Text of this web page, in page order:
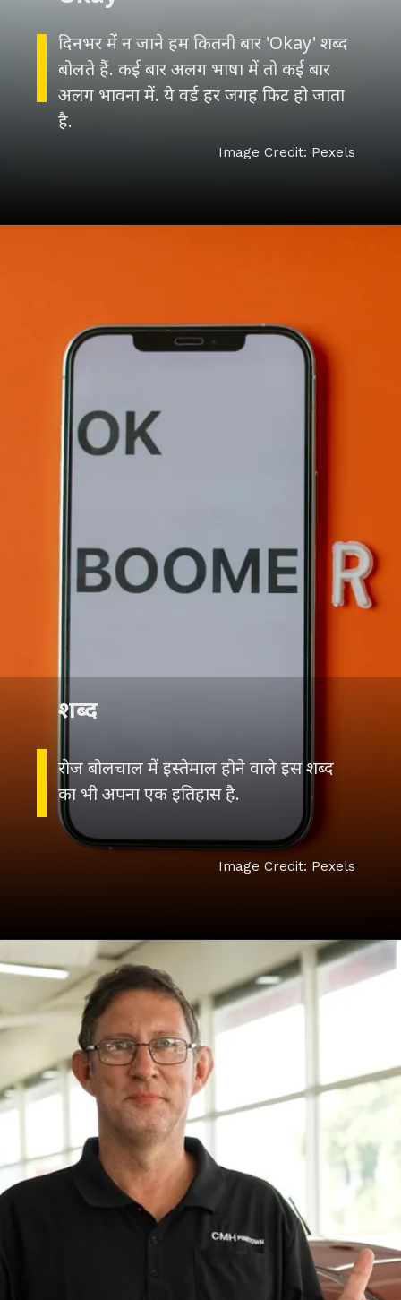
दिनभर में न जाने हम कितनी बार 'Okay' शब्द
बोलते हैं. कई बार अलग भाषा में तो कई बार
अलग भावना में. ये वर्ड हर जगह फिट हो जाता
है.
Image Credit: Pexels
रोज बोलचाल में इस्तेमाल होने वाले इस शब्द
का भी अपना एक इतिहास है.
शब्द
Image Credit: Pexels